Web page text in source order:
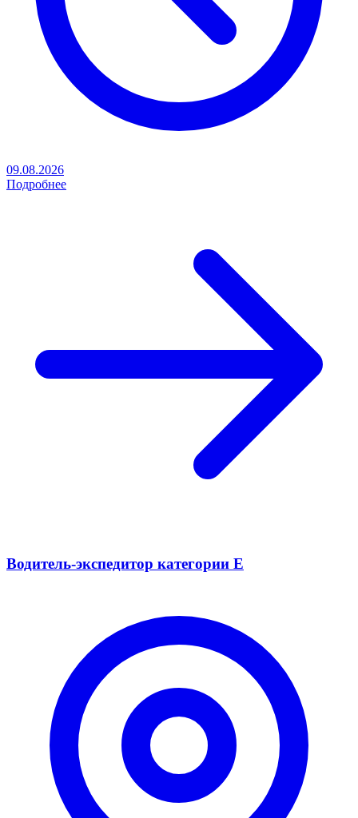
09.08.2026
Подробнее
Водитель-экспедитор категории Е